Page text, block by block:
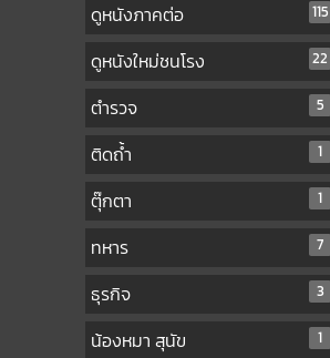
ดูหนังภาคต่อ 115
ดูหนังใหม่ชนโรง 22
ตำรวจ 5
ติดถ้ำ 1
ตุ๊กตา 1
ทหาร 7
ธุรกิจ 3
น้องหมา สุนัข 1